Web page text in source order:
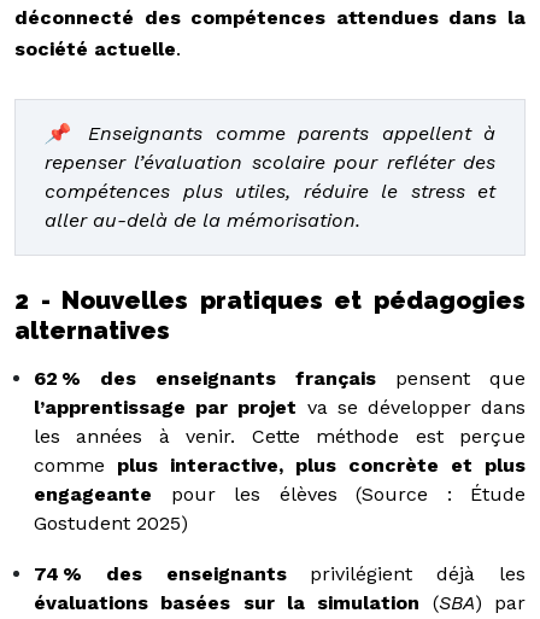
déconnecté des compétences attendues dans la
société actuelle.
📌 Enseignants comme parents appellent à
repenser l’évaluation scolaire pour refléter des
compétences plus utiles, réduire le stress et
aller au-delà de la mémorisation.
2 - Nouvelles pratiques et pédagogies
alternatives
62 % des enseignants français pensent que
l’apprentissage par projet va se développer dans
les années à venir. Cette méthode est perçue
comme plus interactive, plus concrète et plus
engageante pour les élèves (Source : Étude
Gostudent 2025)
74 % des enseignantsprivilégient déjà les
évaluations basées sur la simulation (SBA) par